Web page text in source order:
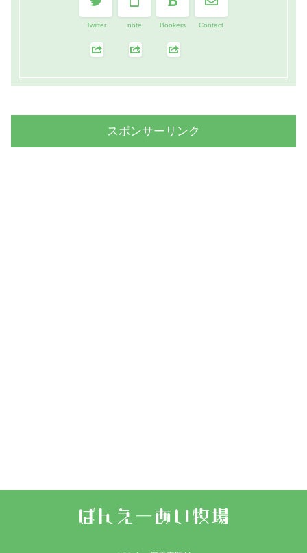
Twitter note Bookers Contact
スポンサーリンク